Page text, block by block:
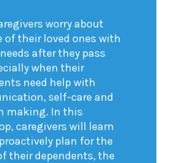
worry about
of their loved ones with
after they pass
when their
need help with
self-care and
making. In this
caregivers will learn
plan for the
their dependents, the